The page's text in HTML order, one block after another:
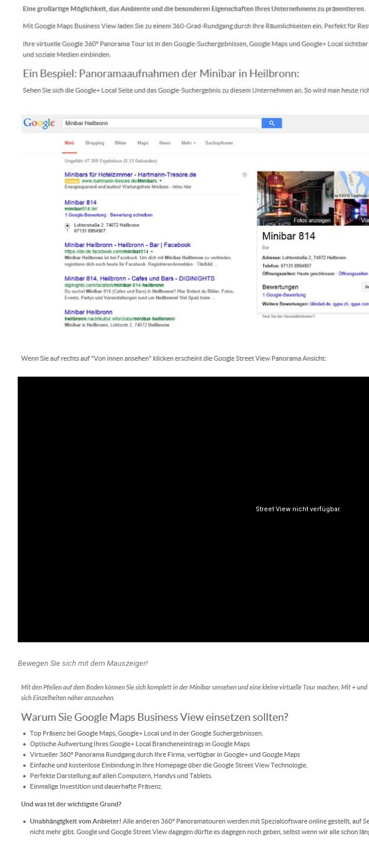
Bewegen Sie sich mit dem Mauszeiger!